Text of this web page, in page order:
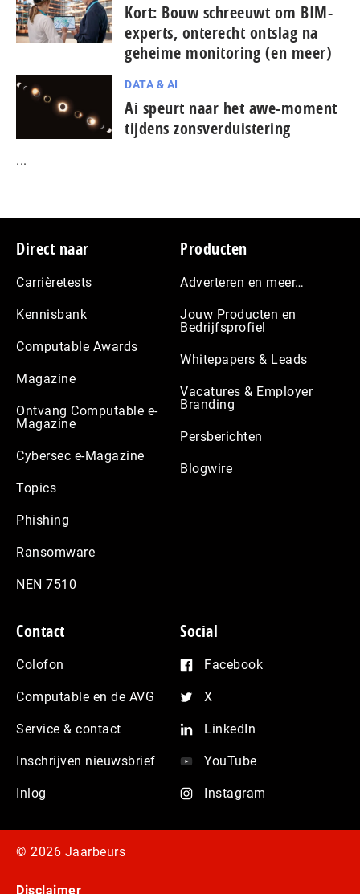
Kort: Bouw schreeuwt om BIM-
experts, onterecht ontslag na
geheime monitoring (en meer)
DATA & AI
Ai speurt naar het awe-moment
tijdens zonsverduistering
...
Footer
Direct naar
Carrièretests
Kennisbank
Computable Awards
Magazine
Ontvang Computable e-
Magazine
Cybersec e-Magazine
Topics
Phishing
Ransomware
NEN 7510
Producten
Adverteren en meer…
Jouw Producten en
Bedrijfsprofiel
Whitepapers & Leads
Vacatures & Employer
Branding
Persberichten
Blogwire
Contact
Colofon
Computable en de AVG
Service & contact
Inschrijven nieuwsbrief
Inlog
Social
Facebook
X
LinkedIn
YouTube
Instagram
© 2026 Jaarbeurs
Disclaimer